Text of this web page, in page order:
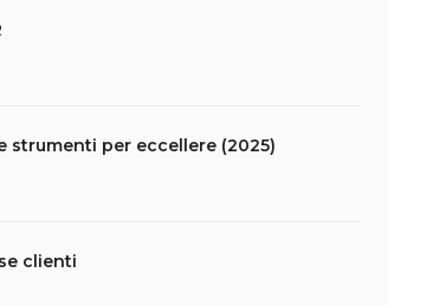
strumenti per eccellere (2025)
clienti